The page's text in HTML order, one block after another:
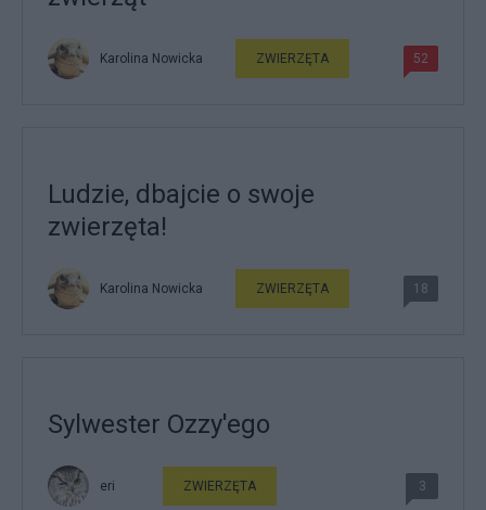
Karolina Nowicka ZWIERZĘTA 52
Ludzie, dbajcie o swoje
zwierzęta!
Karolina Nowicka ZWIERZĘTA 18
Sylwester Ozzy'ego
eri ZWIERZĘTA 3